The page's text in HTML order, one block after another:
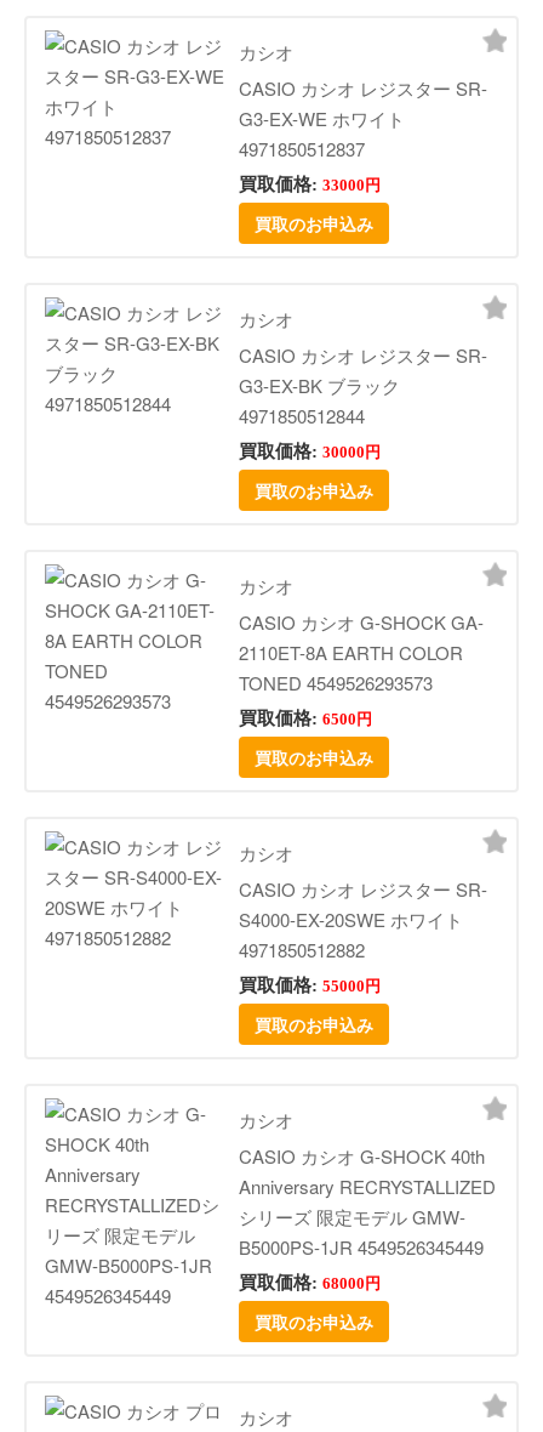
カシオ
CASIO カシオ レジスター SR-
G3-EX-WE ホワイト
4971850512837
買取価格: 33000円
買取のお申込み
カシオ
CASIO カシオ レジスター SR-
G3-EX-BK ブラック
4971850512844
買取価格: 30000円
買取のお申込み
カシオ
CASIO カシオ G-SHOCK GA-
2110ET-8A EARTH COLOR
TONED 4549526293573
買取価格: 6500円
買取のお申込み
カシオ
CASIO カシオ レジスター SR-
S4000-EX-20SWE ホワイト
4971850512882
買取価格: 55000円
買取のお申込み
カシオ
CASIO カシオ G-SHOCK 40th
Anniversary RECRYSTALLIZED
シリーズ 限定モデル GMW-
B5000PS-1JR 4549526345449
買取価格: 68000円
買取のお申込み
カシオ